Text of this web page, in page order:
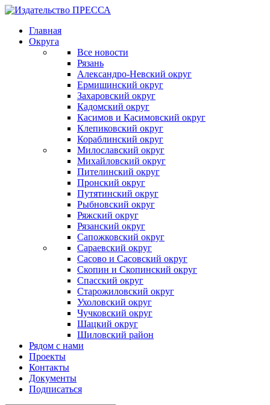
Главная
Округа
Все новости
Рязань
Александро-Невский округ
Ермишинский округ
Захаровский округ
Кадомский округ
Касимов и Касимовский округ
Клепиковский округ
Кораблинский округ
Милославский округ
Михайловский округ
Пителинский округ
Пронский округ
Путятинский округ
Рыбновский округ
Ряжский округ
Рязанский округ
Сапожковский округ
Сараевский округ
Сасово и Сасовский округ
Скопин и Скопинский округ
Спасский округ
Старожиловский округ
Ухоловский округ
Чучковский округ
Шацкий округ
Шиловский район
Рядом с нами
Проекты
Контакты
Документы
Подписаться